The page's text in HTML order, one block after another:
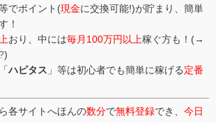
でポイント(現金に交換可能!)が貯まり、簡単
！
おり、中には毎月100万円以上稼ぐ方も！(→
)
ハピタス 」等は初心者でも簡単に稼げる定番
各サイトへほんの数分で無料登録でき、 今日